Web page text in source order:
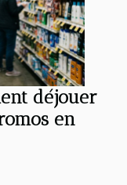
déjouer
en